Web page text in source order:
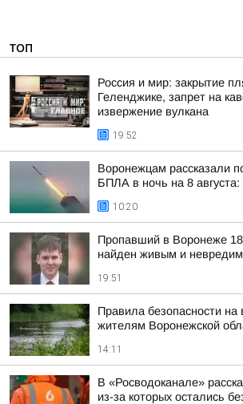
ТОП
Россия и мир: закрытие
Геленджике, запрет на
извержение вулкана
19:52
Воронежцам рассказали
БПЛА в ночь на 8
10:20
Пропавший в Воронеже
найден живым и
19:51
Правила безопасности
жителям Воронежской
14:11
В «Росводоканале»
из-за которых остались